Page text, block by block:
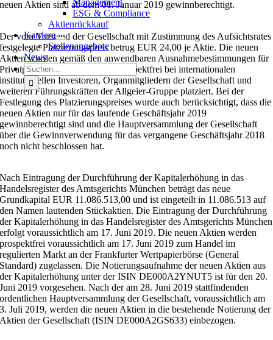
Management
ESG & Compliance
Aktienrückkauf
Karriere
Stellenangebote
News
Suche
nach:
neuen Aktien sind ab dem 01. Januar 2019 gewinnberechtigt.
Der vom Vorstand der Gesellschaft mit Zustimmung des Aufsichtsrates
festgelegte Platzierungspreis betrug EUR 24,00 je Aktie. Die neuen
Aktien wurden gemäß den anwendbaren Ausnahmebestimmungen für
Privatplatzierungen in Europa prospektfrei bei internationalen
institutionellen Investoren, Organmitgliedern der Gesellschaft und
weiteren Führungskräften der Allgeier-Gruppe platziert. Bei der
Festlegung des Platzierungspreises wurde auch berücksichtigt, dass die
neuen Aktien nur für das laufende Geschäftsjahr 2019
gewinnberechtigt sind und die Hauptversammlung der Gesellschaft
über die Gewinnverwendung für das vergangene Geschäftsjahr 2018
noch nicht beschlossen hat.
Nach Eintragung der Durchführung der Kapitalerhöhung in das
Handelsregister des Amtsgerichts München beträgt das neue
Grundkapital EUR 11.086.513,00 und ist eingeteilt in 11.086.513 auf
den Namen lautenden Stückaktien. Die Eintragung der Durchführung
der Kapitalerhöhung in das Handelsregister des Amtsgerichts München
erfolgt voraussichtlich am 17. Juni 2019. Die neuen Aktien werden
prospektfrei voraussichtlich am 17. Juni 2019 zum Handel im
regulierten Markt an der Frankfurter Wertpapierbörse (General
Standard) zugelassen. Die Notierungsaufnahme der neuen Aktien aus
der Kapitalerhöhung unter der ISIN DE000A2YNUT5 ist für den 20.
Juni 2019 vorgesehen. Nach der am 28. Juni 2019 stattfindenden
ordentlichen Hauptversammlung der Gesellschaft, voraussichtlich am
3. Juli 2019, werden die neuen Aktien in die bestehende Notierung der
Aktien der Gesellschaft (ISIN DE000A2GS633) einbezogen.